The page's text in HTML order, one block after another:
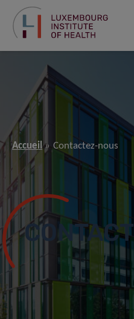
Accueil Contactez-nous